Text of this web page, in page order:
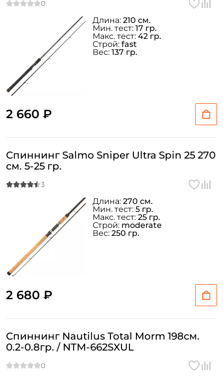
2 660 ₽
Длина: 210 см.
Мин. тест: 17 гр.
Макс. тест: 42 гр.
Строй: fast
Вес: 137 гр.
Спиннинг Salmo Sniper Ultra Spin 25 270
см. 5-25 гр.
2 680 ₽
Длина: 270 см.
Мин. тест: 5 гр.
Макс. тест: 25 гр.
Строй: moderate
Вес: 250 гр.
Спиннинг Nautilus Total Morm 198см.
0.2-0.8гр. / NTM-662SXUL